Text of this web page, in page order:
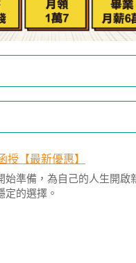
授【最新優惠】
始準備，為自己的人生開啟
定的選擇。